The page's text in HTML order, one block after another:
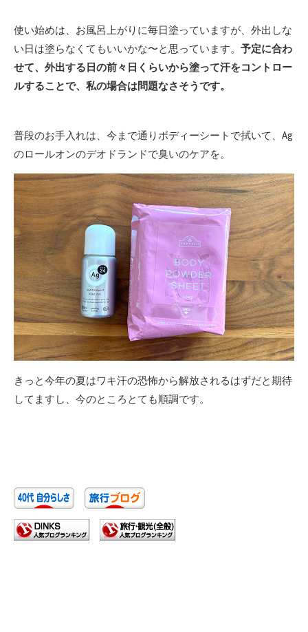
使い始めは、お風呂上がりに毎日塗っていますが、外出しな
い日は塗らなくてもいいかな〜と思っています。 予定に合わ
せて、外出する日の前々日くらいから塗って汗をコントロー
ルすることで、私の場合は問題なさそうです。
普段のお手入れは、今まで通りボディーシートで拭いて、Ag
のロールオンのデオドランドで臭いのケアを。
きっと今年の夏はワキ汗の恐怖から解放されるはずだと期待
してますし、今のところとても順調です。